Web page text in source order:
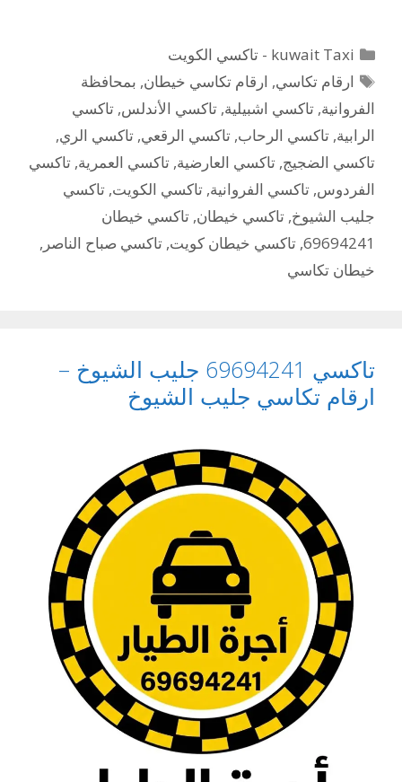
التصنيفات
kuwait Taxi - تاكسي الكويت
الوسوم
ارقام تكاسي, ارقام تكاسي خيطان, بمحافظة
الفروانية, تاكسي اشبيلية, تاكسي الأندلس, تاكسي
الرابية, تاكسي الرحاب, تاكسي الرقعي, تاكسي الري,
تاكسي الضجيج, تاكسي العارضية, تاكسي العمرية, تاكسي
الفردوس, تاكسي الفروانية, تاكسي الكويت, تاكسي
جليب الشيوخ, تاكسي خيطان, تاكسي خيطان
69694241
, تاكسي خيطان كويت, تاكسي صباح الناصر ,
خيطان تكاسي
تاكسي 69694241 جليب الشيوخ –
ارقام تكاسي جليب الشيوخ